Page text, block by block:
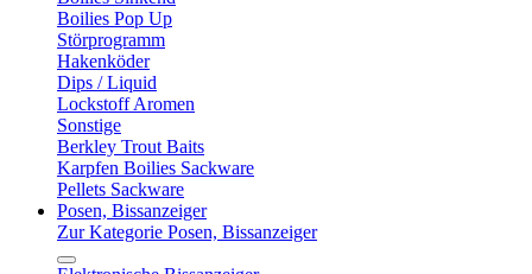
Boilies Pop Up
Störprogramm
Hakenköder
Dips / Liquid
Lockstoff Aromen
Sonstige
Berkley Trout Baits
Karpfen Boilies Sackware
Pellets Sackware
Posen, Bissanzeiger
Zur Kategorie Posen, Bissanzeiger